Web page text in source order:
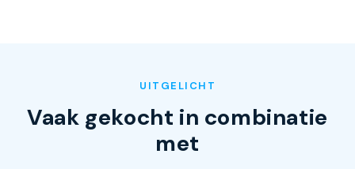
UITGELICHT
Vaak gekocht in combinatie
met